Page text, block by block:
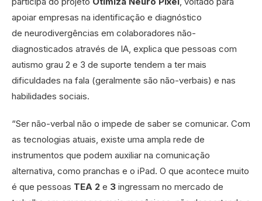
apoiar empresas na identificação e diagnóstico
de neurodivergências em colaboradores não-
diagnosticados através de IA, explica que pessoas com
autismo grau 2 e 3 de suporte tendem a ter mais
dificuldades na fala (geralmente são não-verbais) e nas
habilidades sociais.
“Ser não-verbal não o impede de saber se comunicar. Com
as tecnologias atuais, existe uma ampla rede de
instrumentos que podem auxiliar na comunicação
alternativa, como pranchas e o iPad. O que acontece muito
é que pessoas TEA 2 e 3 ingressam no mercado de